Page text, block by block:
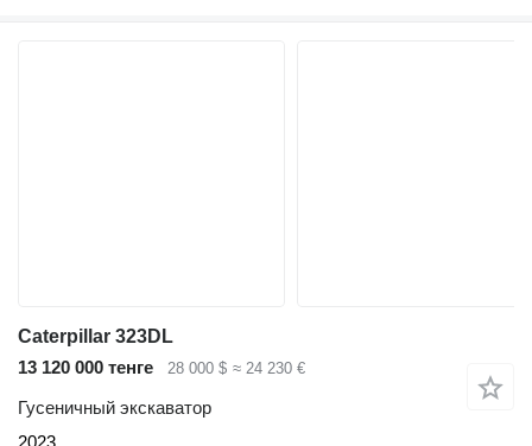
Caterpillar 323DL
13 120 000 тенге
28 000 $ ≈ 24 230 €
Гусеничный экскаватор